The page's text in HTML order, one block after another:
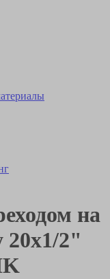
на
20х1/2"